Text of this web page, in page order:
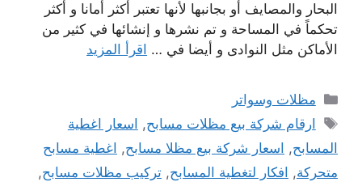
البحار والمصايف أو بجانبها لأنها تعتبر أكثر أمانا و أكثر
تحكماً في المساحة و تم نشرها و إنشائها في كثير من
الأماكن مثل النوادى و أيضا في … اقرأ المزيد
التصنيفات
مظلات وسواتر
الوسوم
ارقام شركة بيع مظلات مسابح, اسعار اغطية
المسابح, اسعار شركة بيع مظلا مسابح, اغطية مسابح
متحركة, افكار لتغطية المسابح, تركيب مظلات مسابح,